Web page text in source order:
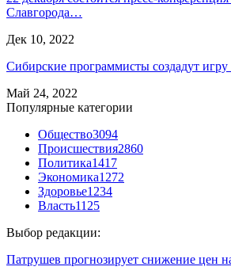
Славгорода…
Дек 10, 2022
Сибирские программисты создадут
Май 24, 2022
Популярные категории
Общество3094
Происшествия2860
Политика1417
Экономика1272
Здоровье1234
Власть1125
Выбор редакции:
Патрушев прогнозирует снижение цен